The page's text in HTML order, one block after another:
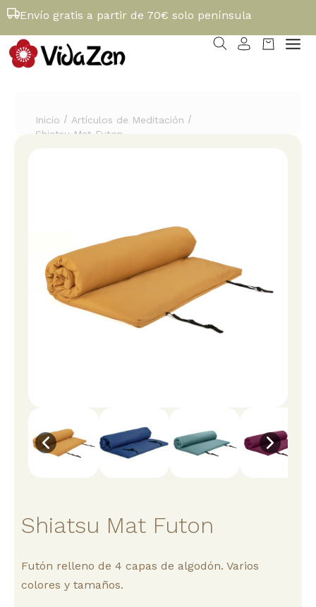
Envío gratis a partir de 70€ solo península
Inicio / Artículos de Meditación /
Shiatsu Mat Futon
Shiatsu Mat Futon
Futón relleno de 4 capas de algodón. Varios
colores y tamaños.